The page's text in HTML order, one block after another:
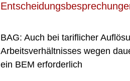
BAG: Auch bei tariflicher
Arbeitsverhältnisses wegen
ein BEM erforderlich